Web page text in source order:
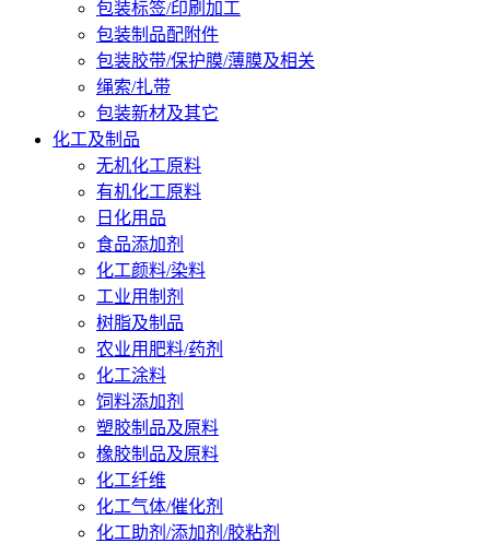
包装标签/印刷加工
包装制品配附件
包装胶带/保护膜/薄膜及相关
绳索/扎带
包装新材及其它
化工及制品
无机化工原料
有机化工原料
日化用品
食品添加剂
化工颜料/染料
工业用制剂
树脂及制品
农业用肥料/药剂
化工涂料
饲料添加剂
塑胶制品及原料
橡胶制品及原料
化工纤维
化工气体/催化剂
化工助剂/添加剂/胶粘剂